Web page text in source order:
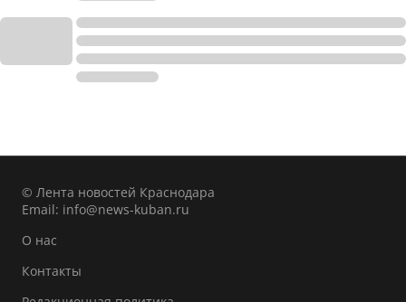
© Лента новостей Краснодара
Email: info@news-kuban.ru
О нас
Контакты